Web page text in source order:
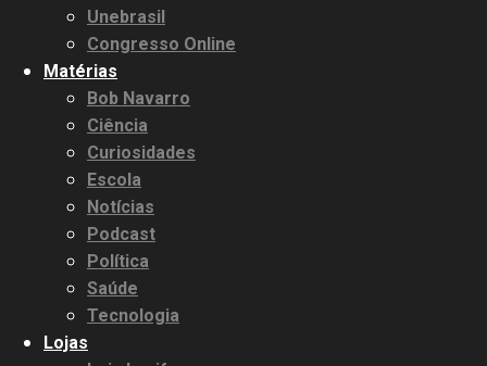
Unebrasil
Congresso Online
Matérias
Bob Navarro
Ciência
Curiosidades
Escola
Notícias
Podcast
Política
Saúde
Tecnologia
Lojas